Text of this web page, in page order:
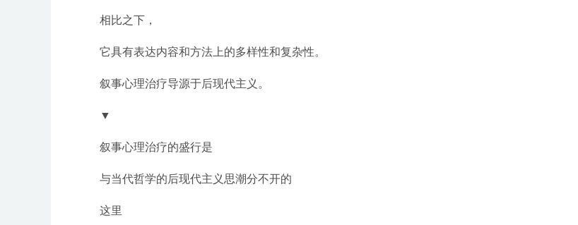
相比之下，
它具有表达内容和方法上的多样性和复杂性。
叙事心理治疗导源于后现代主义。
▼
叙事心理治疗的盛行是
与当代哲学的后现代主义思潮分不开的
这里